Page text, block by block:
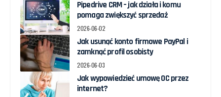
Pipedrive CRM – jak działa i komu
pomaga zwiększyć sprzedaż
2026-06-02
Jak usunąć konto firmowe PayPal i
zamknąć profil osobisty
2026-06-03
Jak wypowiedzieć umowę OC przez
internet?